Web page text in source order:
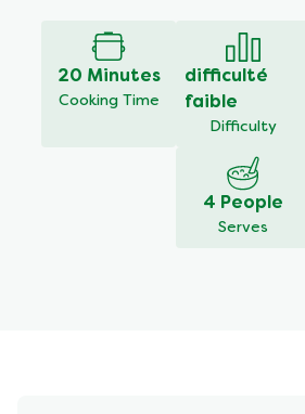
recipe
20 Minutes
Cooking Time
difficulté
faible
Difficulty
4 People
Serves